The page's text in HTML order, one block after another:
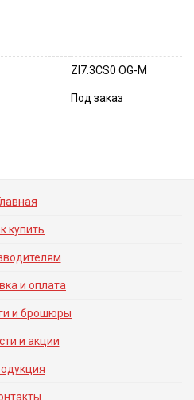
ZI7.3CS0 OG-M
Под заказ
купить
и оплата
и брошюры
и акции